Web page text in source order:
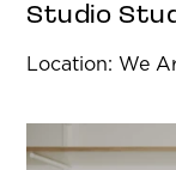
Studio
Location: We